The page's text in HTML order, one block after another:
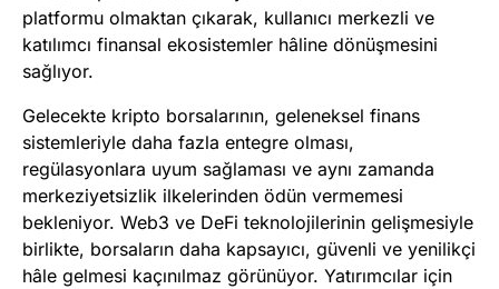
platformu olmaktan çıkarak, kullanıcı merkezli ve
katılımcı finansal ekosistemler hâline dönüşmesini
sağlıyor.
Gelecekte kripto borsalarının, geleneksel finans
sistemleriyle daha fazla entegre olması,
regülasyonlara uyum sağlaması ve aynı zamanda
merkeziyetsizlik ilkelerinden ödün vermemesi
bekleniyor. Web3 ve DeFi teknolojilerinin gelişmesiyle
birlikte, borsaların daha kapsayıcı, güvenli ve yenilikçi
hâle gelmesi kaçınılmaz görünüyor. Yatırımcılar için